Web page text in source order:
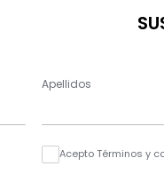
Apellidos
Acepto Términos y